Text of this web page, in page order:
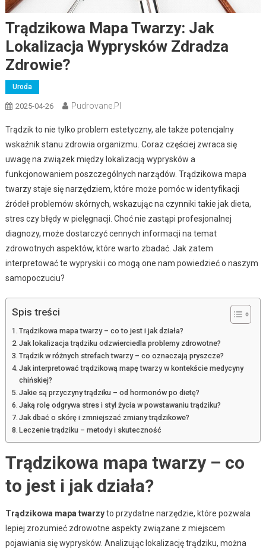
Trądzikowa Mapa Twarzy: Jak
Lokalizacja Wyprysków Zdradza
Zdrowie?
Uroda
2025-04-26 Pudrovane.pl
Trądzik to nie tylko problem estetyczny, ale także potencjalny
wskaźnik stanu zdrowia organizmu. Coraz częściej zwraca się
uwagę na związek między lokalizacją wyprysków a
funkcjonowaniem poszczególnych narządów. Trądzikowa mapa
twarzy staje się narzędziem, które może pomóc w identyfikacji
źródeł problemów skórnych, wskazując na czynniki takie jak dieta,
stres czy błędy w pielęgnacji. Choć nie zastąpi profesjonalnej
diagnozy, może dostarczyć cennych informacji na temat
zdrowotnych aspektów, które warto zbadać. Jak zatem
interpretować te wypryski i co mogą one nam powiedzieć o naszym
samopoczuciu?
Spis treści
Trądzikowa mapa twarzy – co to jest i jak działa?
Jak lokalizacja trądziku odzwierciedla problemy zdrowotne?
Trądzik w różnych strefach twarzy – co oznaczają pryszcze?
Jak interpretować trądzikową mapę twarzy w kontekście medycyny
chińskiej?
Jakie są przyczyny trądziku – od hormonów po dietę?
Jaką rolę odgrywa stres i styl życia w powstawaniu trądziku?
Jak dbać o skórę i zmniejszać zmiany trądzikowe?
Leczenie trądziku – metody i skuteczność
Trądzikowa mapa twarzy – co
to jest i jak działa?
Trądzikowa mapa twarzyto przydatne narzędzie, które pozwala
lepiej zrozumieć zdrowotne aspekty związane z miejscem
pojawiania się wyprysków. Analizując lokalizację trądziku, można